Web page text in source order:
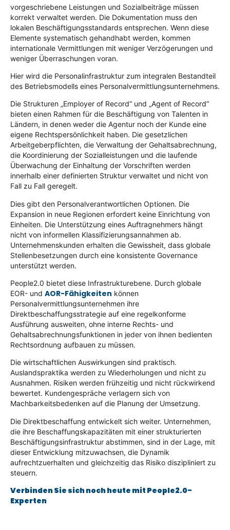
vorgeschriebene Leistungen und Sozialbeiträge müssen
korrekt verwaltet werden. Die Dokumentation muss den
lokalen Beschäftigungsstandards entsprechen. Wenn diese
Elemente systematisch gehandhabt werden, kommen
internationale Vermittlungen mit weniger Verzögerungen und
weniger Überraschungen voran.
Hier wird die Personalinfrastruktur zum integralen Bestandteil
des Betriebsmodells eines Personalvermittlungsunternehmens.
Die Strukturen „Employer of Record“ und „Agent of Record“
bieten einen Rahmen für die Beschäftigung von Talenten in
Ländern, in denen weder die Agentur noch der Kunde eine
eigene Rechtspersönlichkeit haben. Die gesetzlichen
Arbeitgeberpflichten, die Verwaltung der Gehaltsabrechnung,
die Koordinierung der Sozialleistungen und die laufende
Überwachung der Einhaltung der Vorschriften werden
innerhalb einer definierten Struktur verwaltet und nicht von
Fall zu Fall geregelt.
Dies gibt den Personalverantwortlichen Optionen. Die
Expansion in neue Regionen erfordert keine Einrichtung von
Einheiten. Die Unterstützung eines Auftragnehmers hängt
nicht von informellen Klassifizierungsannahmen ab.
Unternehmenskunden erhalten die Gewissheit, dass globale
Stellenbesetzungen durch eine konsistente Governance
unterstützt werden.
People2.0 bietet diese Infrastrukturebene. Durch globale
EOR- und AOR-Fähigkeiten können
Personalvermittlungsunternehmen ihre
Direktbeschaffungsstrategie auf eine regelkonforme
Ausführung ausweiten, ohne interne Rechts- und
Gehaltsabrechnungsfunktionen in jeder von ihnen bedienten
Rechtsordnung aufbauen zu müssen.
Die wirtschaftlichen Auswirkungen sind praktisch.
Auslandspraktika werden zu Wiederholungen und nicht zu
Ausnahmen. Risiken werden frühzeitig und nicht rückwirkend
bewertet. Kundengespräche verlagern sich von
Machbarkeitsbedenken auf die Planung der Umsetzung.
Die Direktbeschaffung entwickelt sich weiter. Unternehmen,
die ihre Beschaffungskapazitäten mit einer strukturierten
Beschäftigungsinfrastruktur abstimmen, sind in der Lage, mit
dieser Entwicklung mitzuwachsen, die Dynamik
aufrechtzuerhalten und gleichzeitig das Risiko diszipliniert zu
steuern.
Verbinden Sie sich noch heute mit People2.0-
Experten